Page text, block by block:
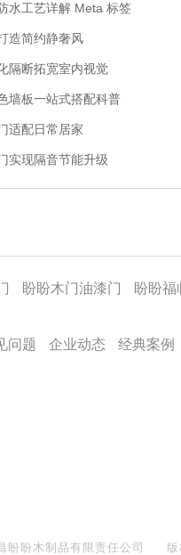
水工艺详解 Meta 标签
造简约静奢风
隔断拓宽室内视觉
墙板一站式搭配科普
适配日常居家
实现隔音节能升级
盼盼木门油漆门 盼盼福
问题 企业动态 经典案例
盼盼木制品有限责任公司